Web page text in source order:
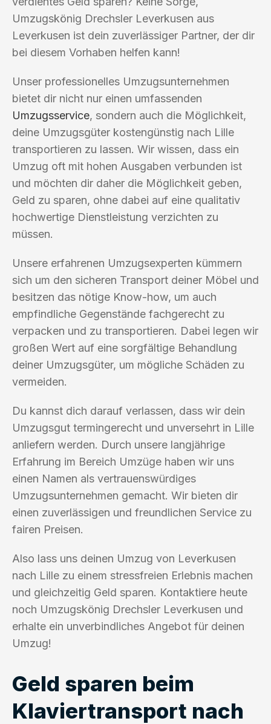
Umzugskönig Drechsler Leverkusen aus
Leverkusen ist dein zuverlässiger Partner, der dir
bei diesem Vorhaben helfen kann!
Unser professionelles Umzugsunternehmen
bietet dir nicht nur einen umfassenden
Umzugsservice, sondern auch die Möglichkeit,
deine Umzugsgüter kostengünstig nach Lille
transportieren zu lassen. Wir wissen, dass ein
Umzug oft mit hohen Ausgaben verbunden ist
und möchten dir daher die Möglichkeit geben,
Geld zu sparen, ohne dabei auf eine qualitativ
hochwertige Dienstleistung verzichten zu
müssen.
Unsere erfahrenen Umzugsexperten kümmern
sich um den sicheren Transport deiner Möbel und
besitzen das nötige Know-how, um auch
empfindliche Gegenstände fachgerecht zu
verpacken und zu transportieren. Dabei legen wir
großen Wert auf eine sorgfältige Behandlung
deiner Umzugsgüter, um mögliche Schäden zu
vermeiden.
Du kannst dich darauf verlassen, dass wir dein
Umzugsgut termingerecht und unversehrt in Lille
anliefern werden. Durch unsere langjährige
Erfahrung im Bereich Umzüge haben wir uns
einen Namen als vertrauenswürdiges
Umzugsunternehmen gemacht. Wir bieten dir
einen zuverlässigen und freundlichen Service zu
fairen Preisen.
Also lass uns deinen Umzug von Leverkusen
nach Lille zu einem stressfreien Erlebnis machen
und gleichzeitig Geld sparen. Kontaktiere heute
noch Umzugskönig Drechsler Leverkusen und
erhalte ein unverbindliches Angebot für deinen
Umzug!
Geld sparen beim
Klaviertransport nach